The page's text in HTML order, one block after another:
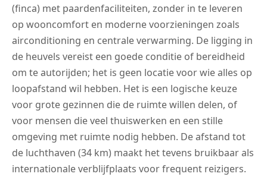
(finca) met paardenfaciliteiten, zonder in te leveren
op wooncomfort en moderne voorzieningen zoals
airconditioning en centrale verwarming. De ligging in
de heuvels vereist een goede conditie of bereidheid
om te autorijden; het is geen locatie voor wie alles op
loopafstand wil hebben. Het is een logische keuze
voor grote gezinnen die de ruimte willen delen, of
voor mensen die veel thuiswerken en een stille
omgeving met ruimte nodig hebben. De afstand tot
de luchthaven (34 km) maakt het tevens bruikbaar als
internationale verblijfplaats voor frequent reizigers.